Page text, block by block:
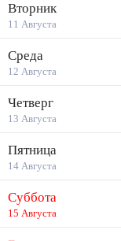
Вторник
11 Августа
Среда
12 Августа
Четверг
13 Августа
Пятница
14 Августа
Суббота
15 Августа